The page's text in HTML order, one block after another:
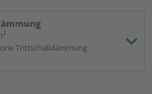
Trittschalldämmung